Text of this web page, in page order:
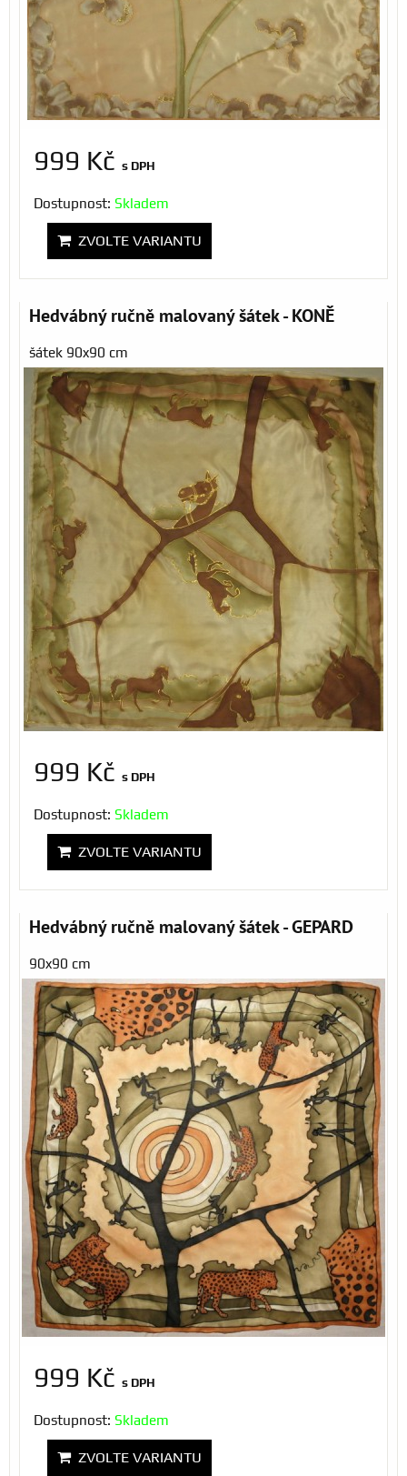
999 Kč s DPH
Dostupnost: Skladem
ZVOLTE VARIANTU
Hedvábný ručně malovaný šátek - KONĚ
šátek 90x90 cm
999 Kč s DPH
Dostupnost: Skladem
ZVOLTE VARIANTU
Hedvábný ručně malovaný šátek - GEPARD
90x90 cm
999 Kč s DPH
Dostupnost: Skladem
ZVOLTE VARIANTU